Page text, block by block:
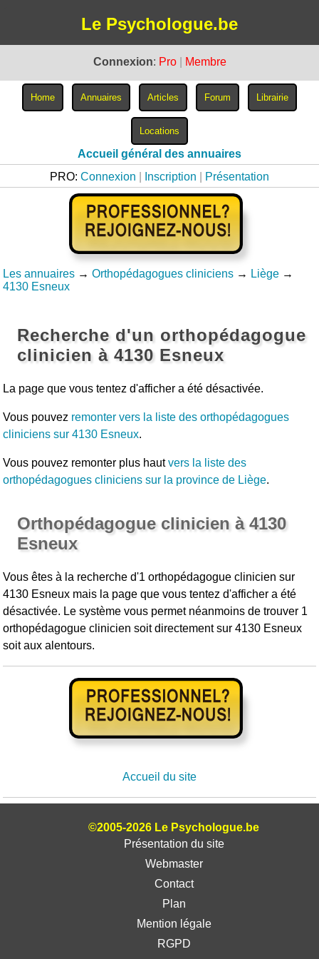
Le Psychologue.be
Connexion: Pro Membre
Accueil général des annuaires
PRO: Connexion Inscription Présentation
Les annuaires → Orthopédagogues cliniciens → Liège →
4130 Esneux
Recherche d'un orthopédagogue
clinicien à 4130 Esneux
La page que vous tentez d'afficher a été désactivée.
Vous pouvez remonter vers la liste des orthopédagogues
cliniciens sur 4130 Esneux.
Vous pouvez remonter plus hautvers la liste des
orthopédagogues cliniciens sur la province de Liège.
Orthopédagogue clinicien à 4130
Esneux
Vous êtes à la recherche d'1 orthopédagogue clinicien sur
4130 Esneux mais la page que vous tentez d'afficher a été
désactivée. Le système vous permet néanmoins de trouver 1
orthopédagogue clinicien soit directement sur 4130 Esneux
soit aux alentours.
Accueil du site
©2005-2026 Le Psychologue.be
Présentation du site
Webmaster
Contact
Plan
Mention légale
RGPD